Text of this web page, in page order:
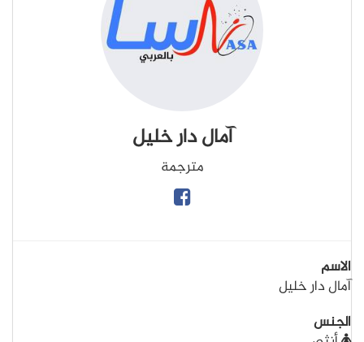
آمال دار خليل
مترجمة
الاسم
آمال دار خليل
الجنس